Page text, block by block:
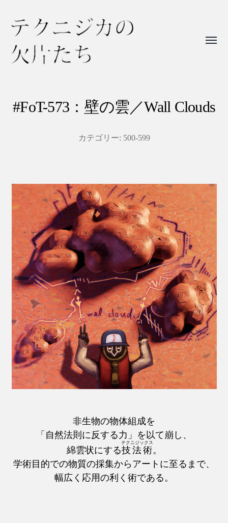
ニ
片
た
ち
#FoT-573：壁の雲／Wall Clouds
カテゴリー: 500-599
非生物の物体組成を
「自然法則に反する力」を以て崩し、
綿雲状にする技法術
テクニジックス
。
学術目的での物質の採集からアートに至るまで、
幅広く応用の利く術である。